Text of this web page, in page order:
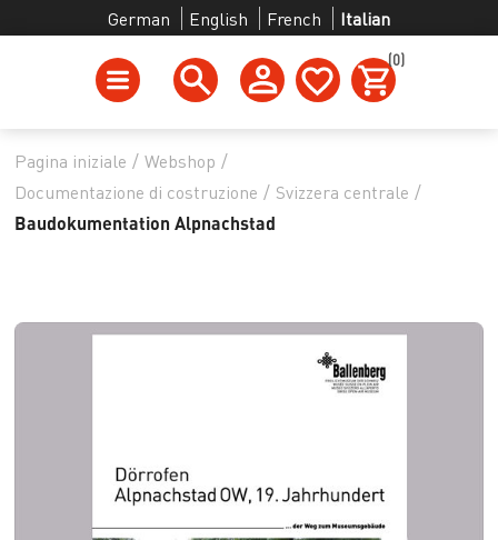
German English French Italian
(0)
Pagina iniziale / Webshop /
Documentazione di costruzione / Svizzera centrale /
Baudokumentation Alpnachstad